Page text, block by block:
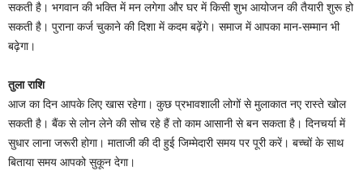
सकती है। भगवान की भक्ति में मन लगेगा और घर में किसी शुभ आयोजन की तैयारी शुरू हो
सकती है। पुराना कर्ज चुकाने की दिशा में कदम बढ़ेंगे। समाज में आपका मान-सम्मान भी
बढ़ेगा।
तुला राशि
आज का दिन आपके लिए खास रहेगा। कुछ प्रभावशाली लोगों से मुलाकात नए रास्ते खोल
सकती है। बैंक से लोन लेने की सोच रहे हैं तो काम आसानी से बन सकता है। दिनचर्या में
सुधार लाना जरूरी होगा। माताजी की दी हुई जिम्मेदारी समय पर पूरी करें। बच्चों के साथ
बिताया समय आपको सुकून देगा।